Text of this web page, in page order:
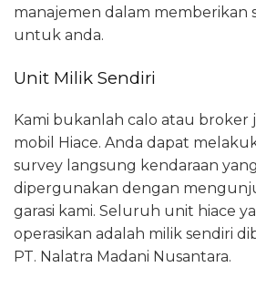
manajemen dalam memberikan
untuk anda.
Unit Milik Sendiri
Kami bukanlah calo atau broker
mobil Hiace. Anda dapat
survey langsung kendaraan
dipergunakan dengan
garasi kami. Seluruh unit hiace
operasikan adalah milik sendiri
PT. Nalatra Madani Nusantara.